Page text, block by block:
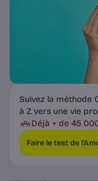
Suivez la méthode
à Z vers une vie
Déjà + de 45
Faire le test de